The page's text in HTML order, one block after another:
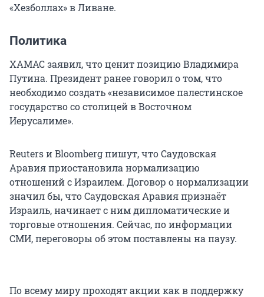
«Хезболлах» в Ливане.
Политика
ХАМАС заявил, что ценит позицию Владимира
Путина. Президент ранее говорил о том, что
необходимо создать «независимое палестинское
государство со столицей в Восточном
Иерусалиме».
Reuters и Bloomberg пишут, что Саудовская
Аравия приостановила нормализацию
отношений с Израилем. Договор о нормализации
значил бы, что Саудовская Аравия признаёт
Израиль, начинает с ним дипломатические и
торговые отношения. Сейчас, по информации
СМИ, переговоры об этом поставлены на паузу.
По всему миру проходят акции как в поддержку